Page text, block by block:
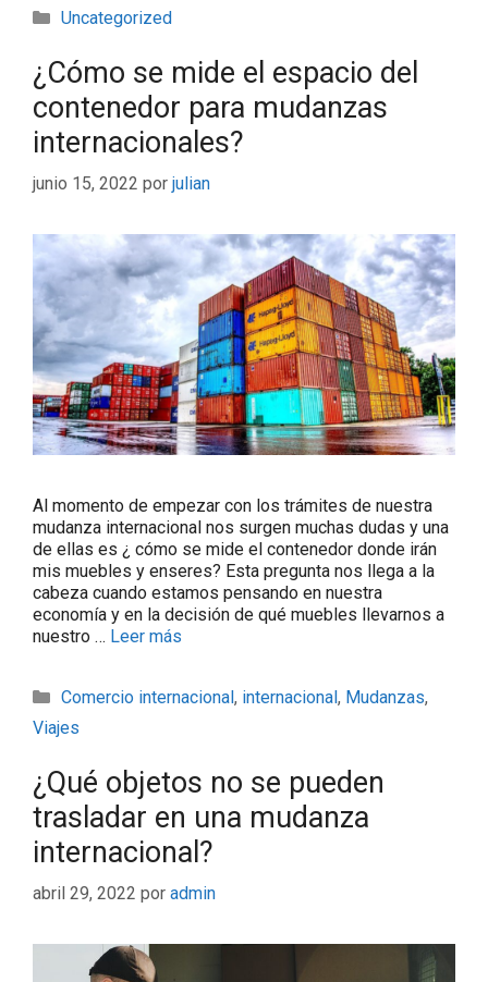
Uncategorized
¿Cómo se mide el espacio del
contenedor para mudanzas
internacionales?
junio 15, 2022 por julian
Al momento de empezar con los trámites de nuestra
mudanza internacional nos surgen muchas dudas y una
de ellas es ¿ cómo se mide el contenedor donde irán
mis muebles y enseres? Esta pregunta nos llega a la
cabeza cuando estamos pensando en nuestra
economía y en la decisión de qué muebles llevarnos a
nuestro … Leer más
Comercio internacional, internacional, Mudanzas,
Viajes
¿Qué objetos no se pueden
trasladar en una mudanza
internacional?
abril 29, 2022 por admin